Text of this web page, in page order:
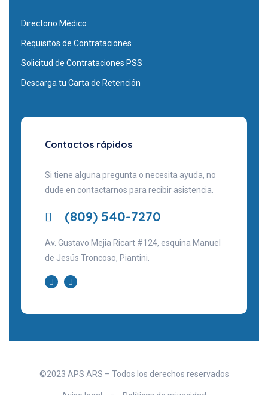
Directorio Médico
Requisitos de Contrataciones
Solicitud de Contrataciones PSS
Descarga tu Carta de Retención
Contactos rápidos
Si tiene alguna pregunta o necesita ayuda, no
dude en contactarnos para recibir asistencia.
(809) 540-7270
Av. Gustavo Mejia Ricart #124, esquina Manuel
de Jesús Troncoso, Piantini.
©2023 APS ARS – Todos los derechos reservados